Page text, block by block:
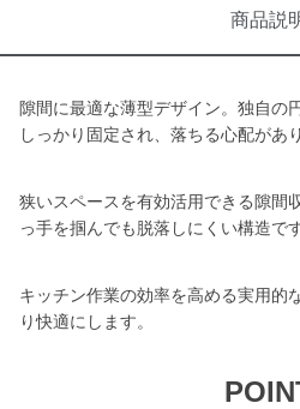
商品説
隙間に最適な薄型デザイン。独自の
しっかり固定され、落ちる心配があ
狭いスペースを有効活用できる隙間
っ手を掴んでも脱落しにくい構造です
キッチン作業の効率を高める実用的
り快適にします。